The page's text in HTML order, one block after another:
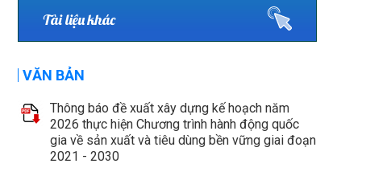
Tài liệu khác
VĂN BẢN
Thông báo đề xuất xây dựng kế hoạch năm
2026 thực hiện Chương trình hành động quốc
gia về sản xuất và tiêu dùng bền vững giai đoạn
2021 - 2030